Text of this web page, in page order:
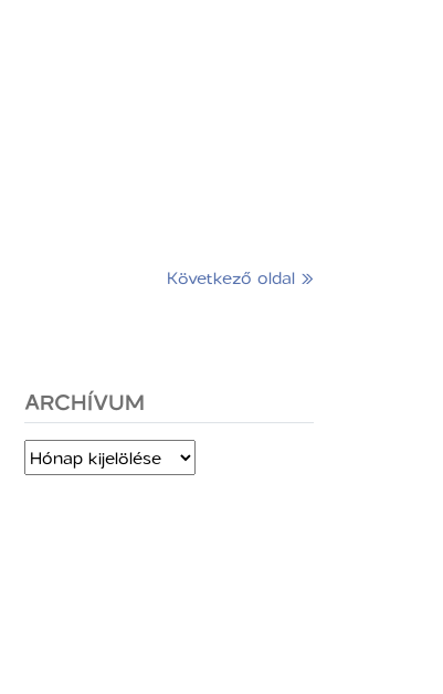
Következő oldal »
ARCHÍVUM
Archívum